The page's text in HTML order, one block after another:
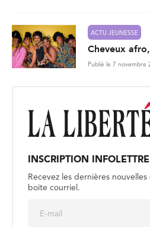
ACTU JEUNESSE
Cheveux
Publié le 7 novembre
INSCRIPTION INFOLETTRE
Recevez les dernières
boite courriel.